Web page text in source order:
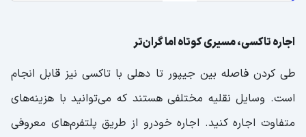
اجاره تاکسی، مسیری کوتاه اما گران‌تر
طی کردن فاصله بین جیپور تا دهلی با تاکسی نیز قابل انجام
است. وسایل نقلیه مختلفی هستند که می‌توانید با هزینه‌های
متفاوت اجاره کنید. اجاره خودرو از طریق پلتفرم‌های معروفی